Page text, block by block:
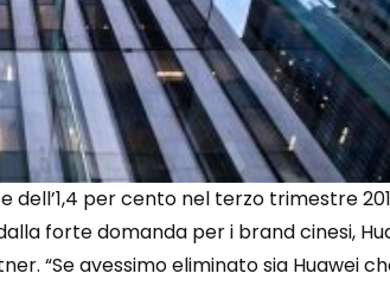
dell’1,4 per cento nel terzo trimestre
forte domanda per i brand cinesi,
“Se avessimo eliminato sia Huawei